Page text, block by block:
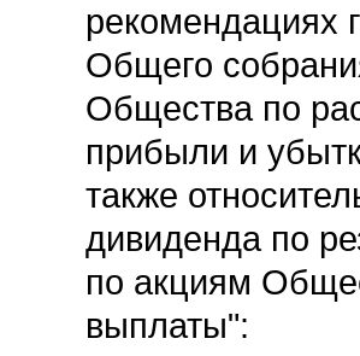
рекомендациях
Общего
Общества по
прибыли и
также
дивиденда по
по акциям
выплаты":